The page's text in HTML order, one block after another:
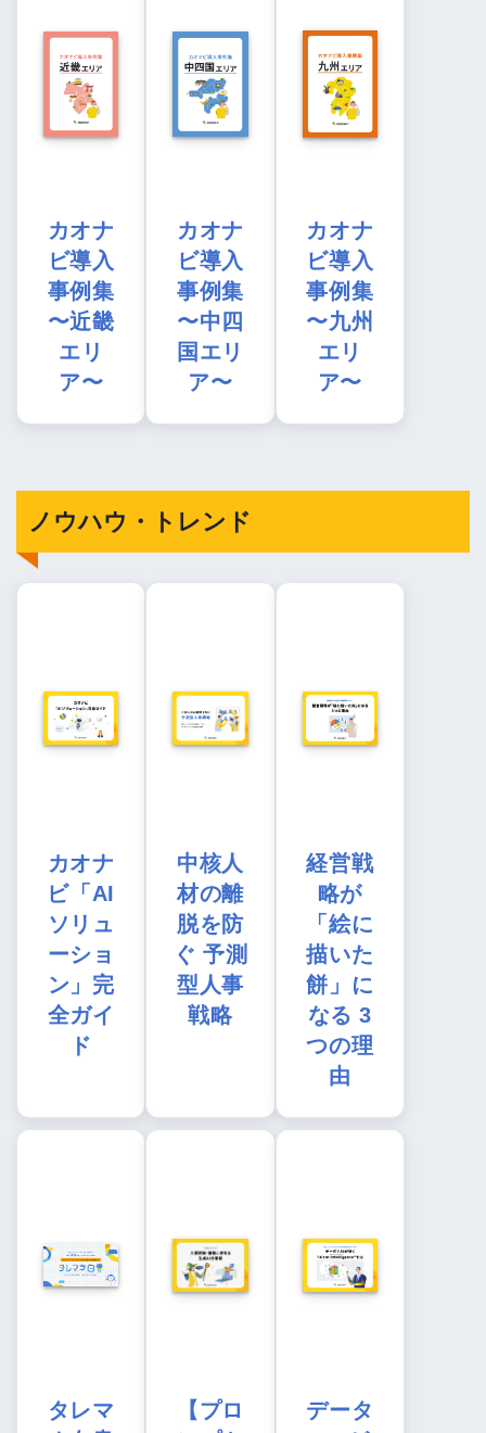
カオナ
ビ導入
事例集
〜近畿
エリ
ア〜
カオナ
ビ導入
事例集
〜中四
国エリ
ア〜
カオナ
ビ導入
事例集
〜九州
エリ
ア〜
ノウハウ・トレンド
カオナ
ビ「AI
ソリュ
ーショ
ン」完
全ガイ
ド
中核人
材の離
脱を防
ぐ 予測
型人事
戦略
経営戦
略が
「絵に
描いた
餅」に
なる 3
つの理
由
タレマ
【プロ
データ